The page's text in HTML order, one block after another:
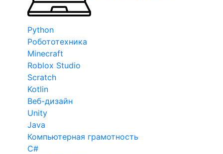
Python
Робототехника
Minecraft
Roblox Studio
Scratch
Kotlin
Веб-дизайн
Unity
Java
Компьютерная грамотность
C#